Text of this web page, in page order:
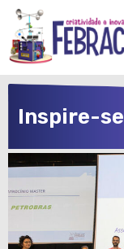
FEBRRACE
Inspire-se